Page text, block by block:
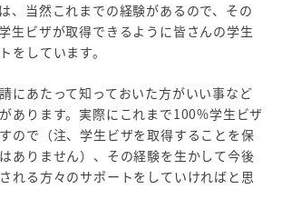
、当然これまでの経験があるので、その
生ビザが取得できるように皆さんの学生
をしています。
にあたって知っておいた方がいい事など
あります。実際にこれまで100%学生ビザ
ので（注、学生ビザを取得することを保
ありません）、その経験を生かして今後
れる方々のサポートをしていければと思